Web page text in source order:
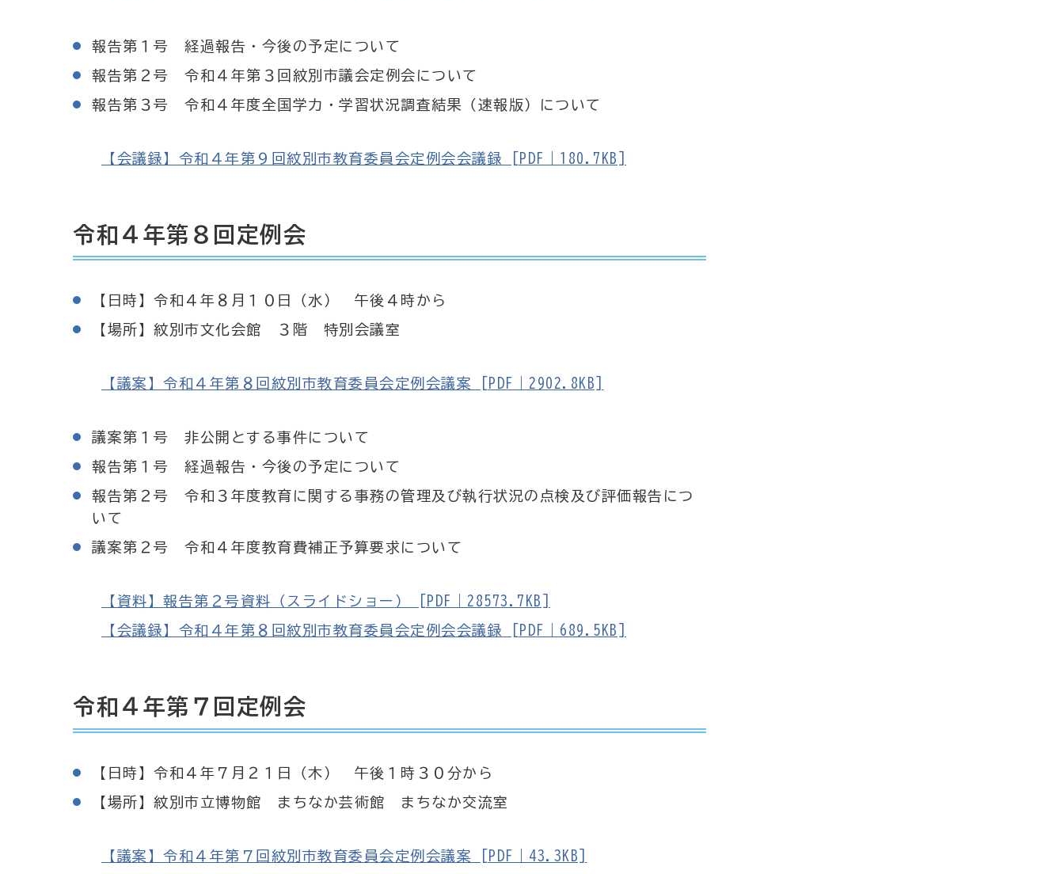
報告第１号 経過報告・今後の予定について
報告第２号 令和４年第３回紋別市議会定例会について
報告第３号 令和４年度全国学力・学習状況調査結果（速報版）について
【会議録】令和４年第９回紋別市教育委員会定例会会議録 [PDF｜180.7KB]
令和４年第８回定例会
【日時】令和４年８月１０日（水） 午後４時から
【場所】紋別市文化会館 ３階 特別会議室
【議案】令和４年第８回紋別市教育委員会定例会議案 [PDF｜2902.8KB]
議案第１号 非公開とする事件について
報告第１号 経過報告・今後の予定について
報告第２号 令和３年度教育に関する事務の管理及び執行状況の点検及び評価報告につ
いて
議案第２号 令和４年度教育費補正予算要求について
【資料】報告第２号資料（スライドショー） [PDF｜28573.7KB]
【会議録】令和４年第８回紋別市教育委員会定例会会議録 [PDF｜689.5KB]
令和４年第７回定例会
【日時】令和４年７月２１日（木） 午後１時３０分から
【場所】紋別市立博物館 まちなか芸術館 まちなか交流室
【議案】令和４年第７回紋別市教育委員会定例会議案 [PDF｜43.3KB]